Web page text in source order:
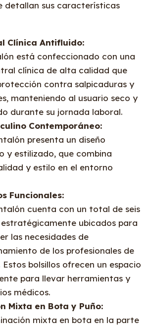
detallan sus características
Clínica Antifluido:
está confeccionado con una
clínica de alta calidad que
contra salpicaduras y
manteniendo al usuario seco y
durante su jornada laboral.
Contemporáneo:
presenta un diseño
y estilizado, que combina
y estilo en el entorno
Funcionales:
cuenta con un total de seis
estratégicamente ubicados para
las necesidades de
de los profesionales de
Estos bolsillos ofrecen un espacio
para llevar herramientas y
médicos.
Mixta en Bota y Puño:
mixta en bota en la parte